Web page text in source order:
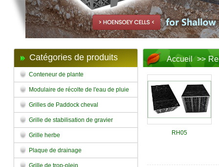
Catégories de produits
Conteneur de plante
Modulaire de récolte de l'eau de pluie
Grilles de Paddock cheval
Grille de stabilisation de gravier
Grille herbe
Plaque de drainage
Grille de trop-plein
Accueil >>
RH05